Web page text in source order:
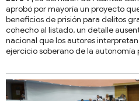
aprobó por mayoría un proyecto
beneficios de prisión para delitos
cohecho al listado, un detalle
nacional que los autores
ejercicio soberano de la autonomía